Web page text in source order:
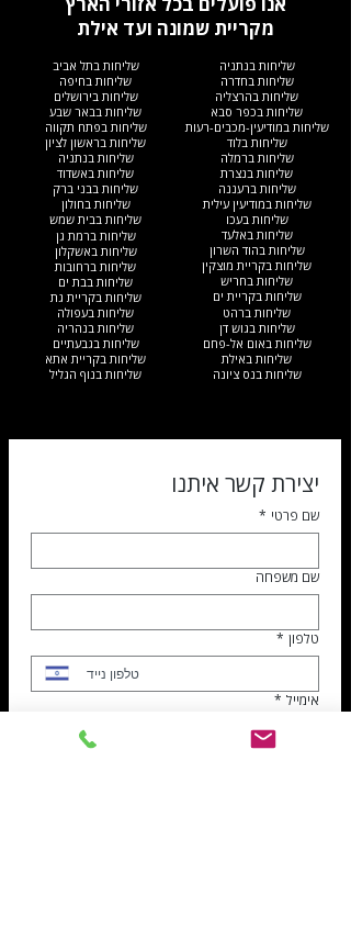
מקריית שמונה ועד אילת
שליחות בנתניה
שליחות בחדרה
שליחות בהרצליה
שליחות בכפר סבא
שליחות במודיעין-מכבים-רעות
שליחות בתל אביב
שליחות בחיפה
שליחות בירושלים
שליחות בבאר שבע
שליחות בפתח תקווה
שליחות בלוד
שליחות ברמלה
שליחות בנצרת
שליחות ברעננה
שליחות במודיעין עילית
שליחות בראשון לציון
שליחות בנתניה
שליחות באשדוד
שליחות בבני ברק
שליחות בחולון
שליחות בבית שמש
שליחות בעכו
שליחות באלעד
שליחות בהוד השרון
שליחות בקריית מוצקין
שליחות בחריש
שליחות בקריית ים​
שליחות ברמת גן
שליחות באשקלון
שליחות ברחובות
שליחות בבת ים
שליחות בקריית גת
שליחות ברהט
שליחות בגוש דן
שליחות באום אל-פחם
שליחות באילת
שליחות בנס ציונה
שליחות בעפולה
שליחות בנהריה
שליחות בגבעתיים
שליחות בקריית אתא
שליחות בנוף הגליל
יצירת קשר איתנו
שם פרטי *
שם משפחה
טלפון *
אימייל *